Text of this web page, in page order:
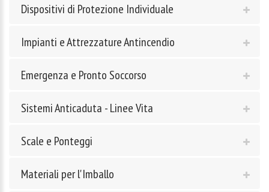
Dispositivi di Protezione Individuale
Impianti e Attrezzature Antincendio
Emergenza e Pronto Soccorso
Sistemi Anticaduta - Linee Vita
Scale e Ponteggi
Materiali per l'Imballo